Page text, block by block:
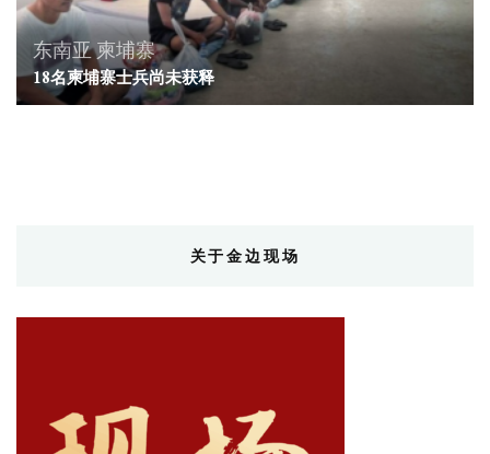
东南亚柬埔寨
18名柬埔寨士兵尚未获释
关于金边现场